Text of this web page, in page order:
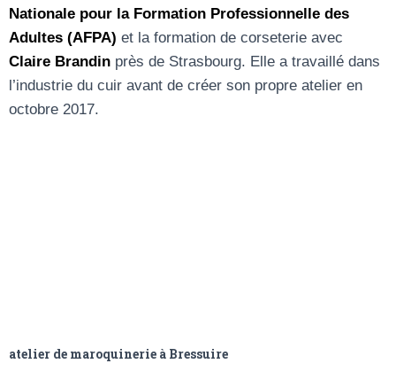
Nationale pour la Formation Professionnelle des
Adultes (AFPA) et la formation de corseterie avec
Claire Brandin près de Strasbourg. Elle a travaillé dans
l’industrie du cuir avant de créer son propre atelier en
octobre 2017.
atelier de maroquinerie à Bressuire